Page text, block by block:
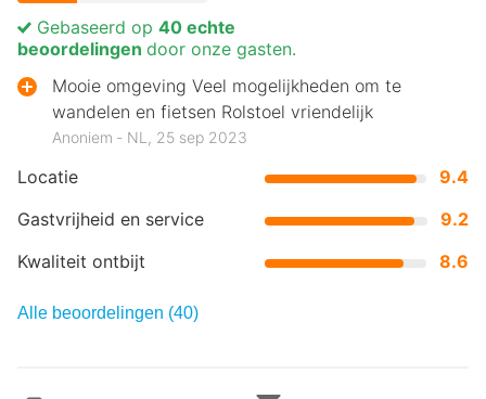
Locatie
9.4
Gastvrijheid en service
9.2
Kwaliteit ontbijt
8.6
Gebaseerd op 40 echte
beoordelingen door onze gasten.
Mooie omgeving Veel mogelijkheden om te
wandelen en fietsen Rolstoel vriendelijk
Anoniem ‐ NL, 25 sep 2023
Alle beoordelingen (40)